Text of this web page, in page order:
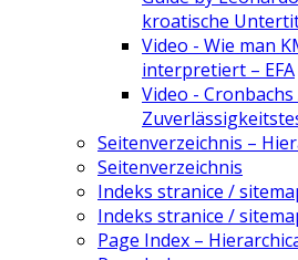
kroatische
Video - Wie man
interpretiert – EFA
Video -
Seitenverzeichnis –
Seitenverzeichnis
Indeks stranice /
Indeks stranice /
Page Index –